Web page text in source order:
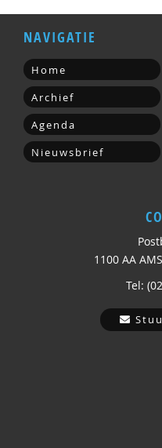
NAVIGATIE
Home
Archief
Agenda
Nieuwsbrief
1100 AA
Tel: